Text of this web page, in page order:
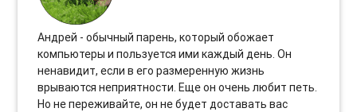
Андрей - обычный парень, который обожает
компьютеры и пользуется ими каждый день. Он
ненавидит, если в его размеренную жизнь
врываются неприятности. Еще он очень любит петь.
Но не переживайте, он не будет доставать вас